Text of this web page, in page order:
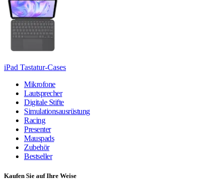
iPad Tastatur-Cases
Mikrofone
Lautsprecher
Digitale Stifte
Simulationsausrüstung
Racing
Presenter
Mauspads
Zubehör
Bestseller
Kaufen Sie auf Ihre Weise